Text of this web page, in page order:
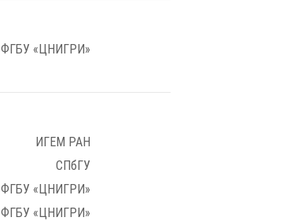
ФГБУ «ЦНИГРИ»
ИГЕМ РАН
СПбГУ
ФГБУ «ЦНИГРИ»
ФГБУ «ЦНИГРИ»